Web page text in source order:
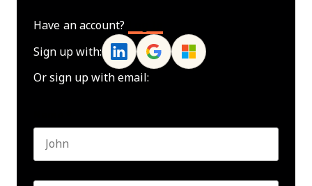
Have an account?
Sign up with:
Or sign up with email: